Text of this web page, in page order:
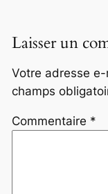
Laisser un
Votre adresse
champs
Commentaire *